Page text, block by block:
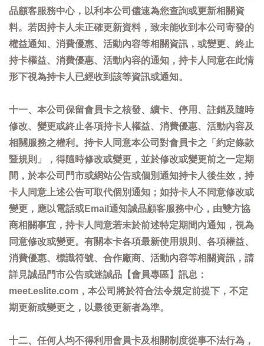
品顧客服務中心，以利本公司儘速為您查詢或更新相關資
料。若因持卡人未正確更新資料，致未能收到本公司寄發的
權益通知、消費優惠、活動內容等相關資訊，或變更、終止
持卡權益、消費優惠、活動內容的通知，持卡人同意在此情
形下視為持卡人已經收到該等資訊或通知。
十一、本公司保留會員卡之核發、續卡、停用、註銷及隨時
修改、變更或終止各項持卡人權益、消費優惠、活動內容及
相關服務之權利。持卡人同意本公司對會員卡之「約定條款
暨規則」，得隨時修改或變更，並於修改或變更前之一定期
間，於本公司門市或網站公告或個別通知持卡人後生效，持
卡人同意上述公告可取代個別通知；如持卡人不同意修改或
變更，應以電話或Email通知誠品顧客服務中心，由雙方協
商相關事宜，持卡人同意若未於前述特定期間內通知，視為
同意修改或變更。有關本卡各項最新使用規則、各項權益、
消費優惠、標識符號、合作廠商、活動內容等相關資訊，請
詳見誠品門市公告或迷誠品【會員專區】訊息：
meet.eslite.com，本公司將於符合法令規定前提下，不定
期更新或變更之，以最後更新者為準。
十二、任何人均不得利用會員卡及相關制度從事不法行為，